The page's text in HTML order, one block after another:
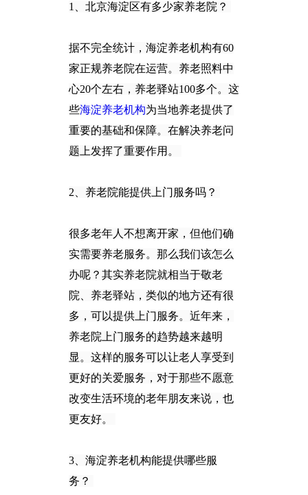
1、北京海淀区有多少家养老院？
据不完全统计，海淀养老机构有60
家正规养老院在运营。养老照料中
心20个左右，养老驿站100多个。这
些海淀养老机构为当地养老提供了
重要的基础和保障。在解决养老问
题上发挥了重要作用。
2、养老院能提供上门服务吗？
很多老年人不想离开家，但他们确
实需要养老服务。那么我们该怎么
办呢？其实养老院就相当于敬老
院、养老驿站，类似的地方还有很
多，可以提供上门服务。近年来，
养老院上门服务的趋势越来越明
显。这样的服务可以让老人享受到
更好的关爱服务，对于那些不愿意
改变生活环境的老年朋友来说，也
更友好。
3、海淀养老机构能提供哪些服
务？